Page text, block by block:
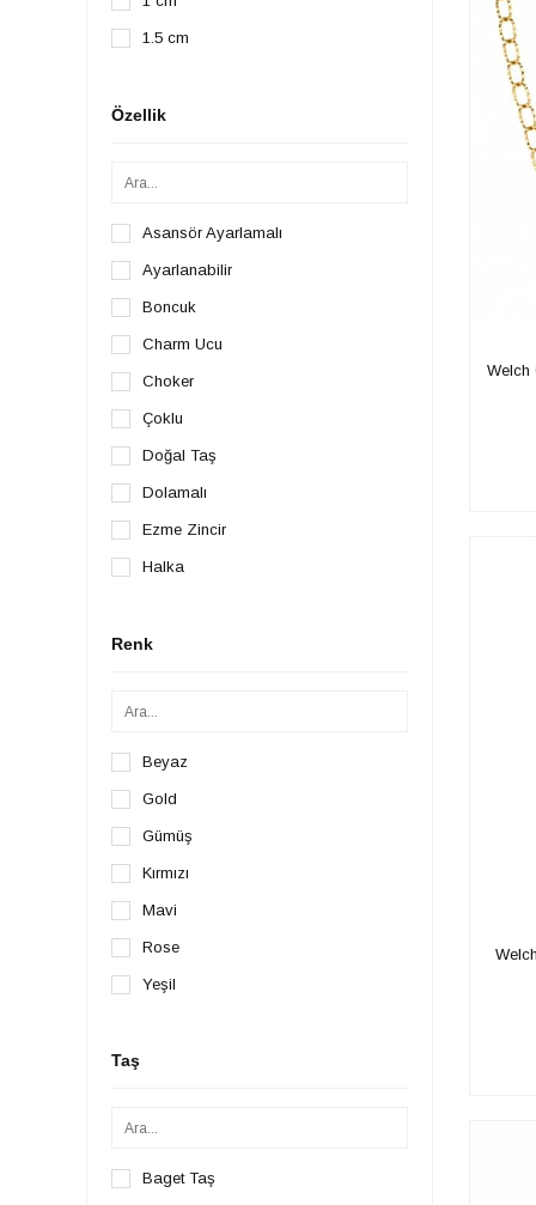
1.5 cm
2 cm
Özellik
Asansör Ayarlamalı
Ayarlanabilir
Boncuk
Charm Ucu
Choker
Çoklu
Doğal Taş
Dolamalı
Ezme Zincir
Halka
Klasik Halka
Minimal
Nazar Göz Şans Kalp Yıldız
Renk
Beyaz
Gold
Gümüş
Kırmızı
Mavi
Rose
Yeşil
Taş
Baget Taş
Welch